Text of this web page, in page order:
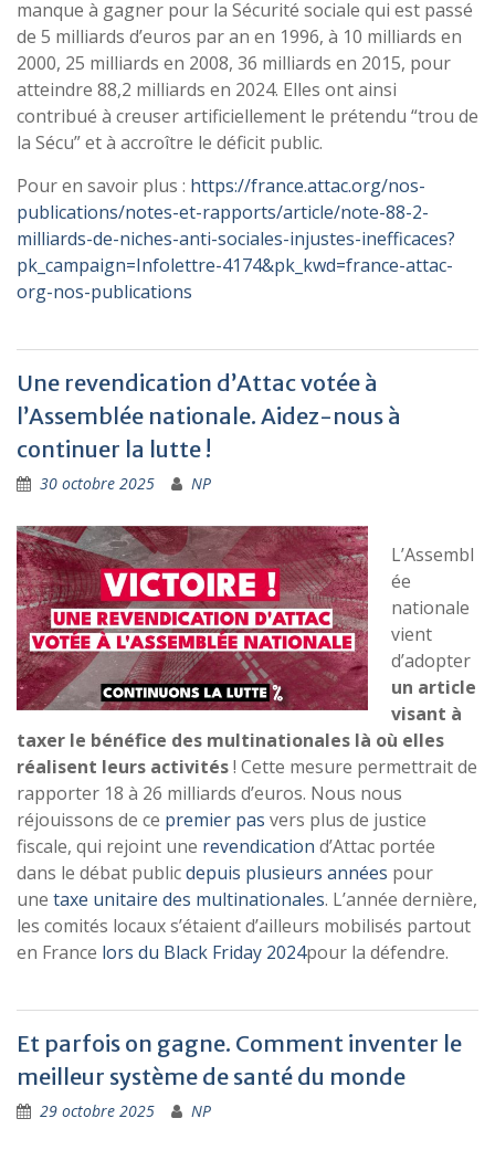
manque à gagner pour la Sécurité sociale qui est passé
de 5 milliards d’euros par an en 1996, à 10 milliards en
2000, 25 milliards en 2008, 36 milliards en 2015, pour
atteindre 88,2 milliards en 2024. Elles ont ainsi
contribué à creuser artificiellement le prétendu “trou de
la Sécu” et à accroître le déficit public.
Pour en savoir plus : https://france.attac.org/nos-
publications/notes-et-rapports/article/note-88-2-
milliards-de-niches-anti-sociales-injustes-inefficaces?
pk_campaign=Infolettre-4174&pk_kwd=france-attac-
org-nos-publications
Une revendication d’Attac votée à
l’Assemblée nationale. Aidez-nous à
continuer la lutte !
30 octobre 2025 NP
L’Assembl
ée
nationale
vient
d’adopter
un article
visant à
taxer le bénéfice des multinationales là où elles
réalisent leurs activités! Cette mesure permettrait de
rapporter 18 à 26 milliards d’euros. Nous nous
réjouissons de ce premier pas vers plus de justice
fiscale, qui rejoint une revendication d’Attac portée
dans le débat publicdepuis plusieurs années pour
une taxe unitaire des multinationales. L’année dernière,
les comités locaux s’étaient d’ailleurs mobilisés partout
en France lors du Black Friday 2024pour la défendre.
Et parfois on gagne. Comment inventer le
meilleur système de santé du monde
29 octobre 2025 NP